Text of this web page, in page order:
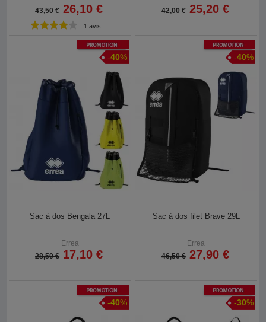
43,50 € 26,10 €
1 avis
42,00 € 25,20 €
Promotion
-40%
Sac à dos Bengala 27L
Errea
28,50 € 17,10 €
Promotion
-40%
Sac à dos filet Brave 29L
Errea
46,50 € 27,90 €
Promotion
-40%
Promotion
-30%